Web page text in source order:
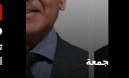
عربي ودولي
شمس اليوم نيوز 24
تعديل قواعد
المواطنة بالولادة